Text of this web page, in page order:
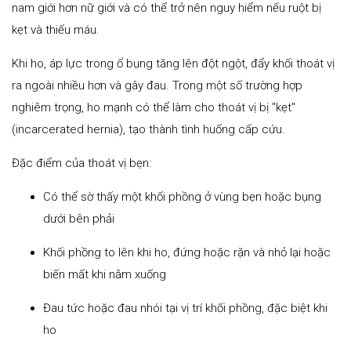
nam giới hơn nữ giới và có thể trở nên nguy hiểm nếu ruột bị
kẹt và thiếu máu.
Khi ho, áp lực trong ổ bụng tăng lên đột ngột, đẩy khối thoát vị
ra ngoài nhiều hơn và gây đau. Trong một số trường hợp
nghiêm trọng, ho mạnh có thể làm cho thoát vị bị "kẹt"
(incarcerated hernia), tạo thành tình huống cấp cứu.
Đặc điểm của thoát vị bẹn:
Có thể sờ thấy một khối phồng ở vùng bẹn hoặc bụng
dưới bên phải
Khối phồng to lên khi ho, đứng hoặc rặn và nhỏ lại hoặc
biến mất khi nằm xuống
Đau tức hoặc đau nhói tại vị trí khối phồng, đặc biệt khi
ho